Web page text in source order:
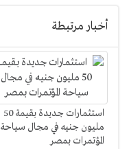
أخبار مرتبطة
استثمارات جديدة بقيمة 50
مليون جنيه في مجال سياحة
المؤتمرات بمصر